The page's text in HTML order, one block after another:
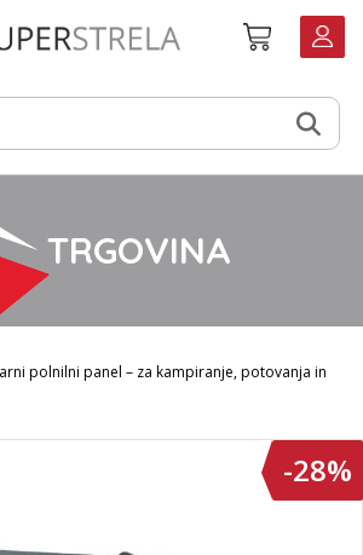
Košarica
TRGOVINA
polnilni panel – za kampiranje, potovanja in
-28%